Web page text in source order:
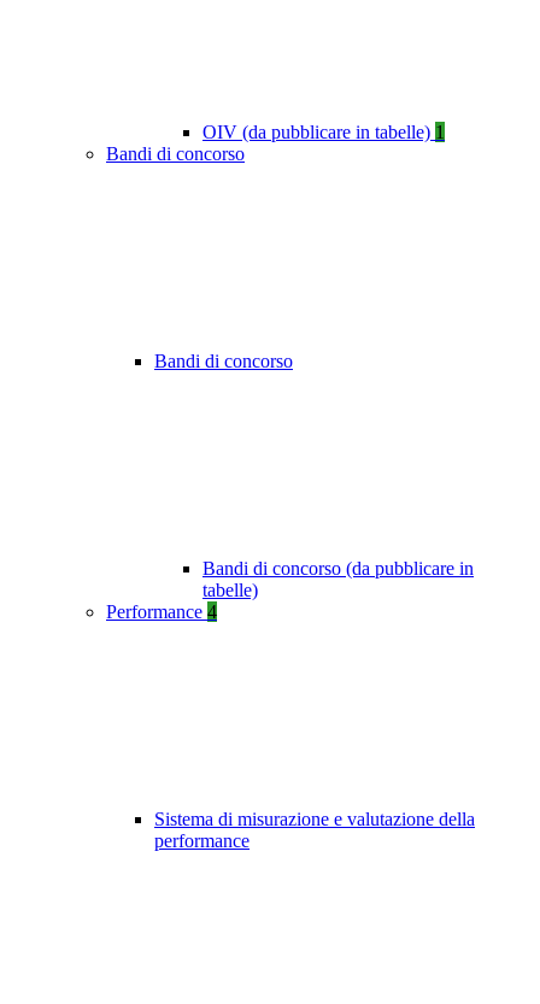
OIV (da pubblicare in tabelle) 1
Bandi di concorso
Bandi di concorso
Bandi di concorso (da pubblicare in
tabelle)
Performance 4
Sistema di misurazione e valutazione della
performance